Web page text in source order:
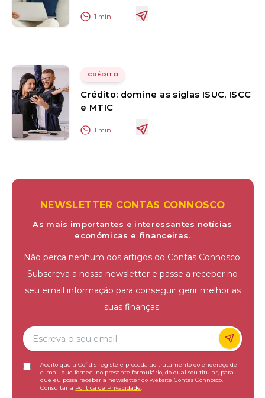
1 min
CRÉDITO
Crédito: domine as siglas ISUC, ISCC
e MTIC
1 min
NEWSLETTER CONTAS CONNOSCO
As mais importantes e interessantes notícias
económicas e financeiras.
Não perca nenhum dos artigos do Contas Connosco.
Subscreva a nossa newsletter e passe a receber no
seu email informação para conseguir gerir melhor as
suas finanças.
Aceito que a Cofidis registe e proceda ao tratamento do endereço de
e-mail que forneci no presente formulário, do qual sou titular, para
que eu possa receber a newsletter do website Contas Connosco.
Consultar a Política de Privacidade